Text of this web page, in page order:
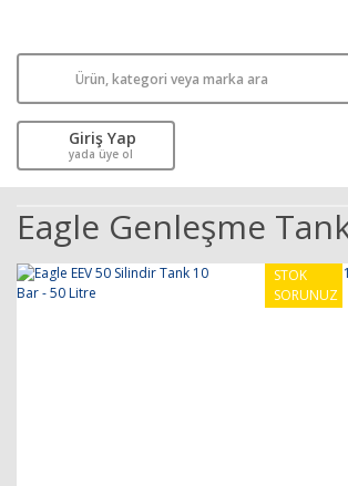
Giriş Yap
yada üye ol
Eagle Genleşme
STOK
SORUNUZ